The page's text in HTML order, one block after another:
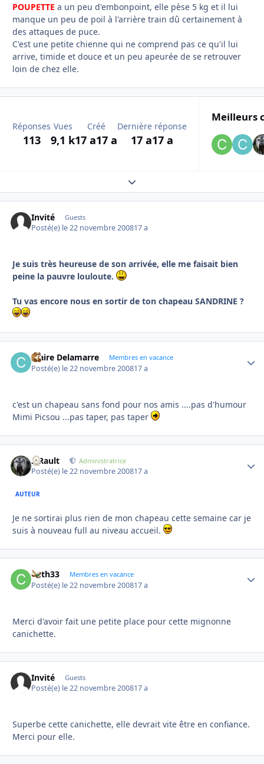
POUPETTE a un peu d'embonpoint, elle pèse 5 kg et il lui
manque un peu de poil à l'arrière train dû certainement à
des attaques de puce.
C'est une petite chienne qui ne comprend pas ce qu'il lui
arrive, timide et douce et un peu apeurée de se retrouver
loin de chez elle.
Réponses
113
Vues
9,1 k
Créé
17 a17 a
Dernière réponse
17 a17 a
Meilleurs
Expand topic overview
Invité Guests
Posté(e) le 22 novembre 200817 a
Je suis très heureuse de son arrivée, elle me faisait bien
peine la pauvre louloute.
Tu vas encore nous en sortir de ton chapeau SANDRINE ?
Claire Delamarre Membres en vacance
Posté(e) le 22 novembre 200817 a
c'est un chapeau sans fond pour nos amis ....pas d'humour
Mimi Picsou ...pas taper, pas taper
S.Rault Administratrice
Posté(e) le 22 novembre 200817 a
AUTEUR
Je ne sortirai plus rien de mon chapeau cette semaine car je
suis à nouveau full au niveau accueil.
Cath33 Membres en vacance
Posté(e) le 22 novembre 200817 a
Merci d'avoir fait une petite place pour cette mignonne
canichette.
Invité Guests
Posté(e) le 22 novembre 200817 a
Superbe cette canichette, elle devrait vite être en confiance.
Merci pour elle.